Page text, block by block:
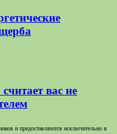
вас не
и предоставляются исключительно в